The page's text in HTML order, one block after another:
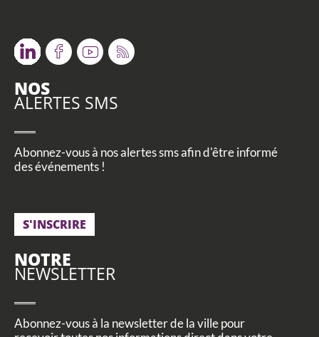
TwitterFacebookYoutube
RSS
NOS
ALERTES SMS
Abonnez-vous à nos alertes sms afin d'être informé
des événements !
S'INSCRIRE
NOTRE
NEWSLETTER
Abonnez-vous à la newsletter de la ville pour